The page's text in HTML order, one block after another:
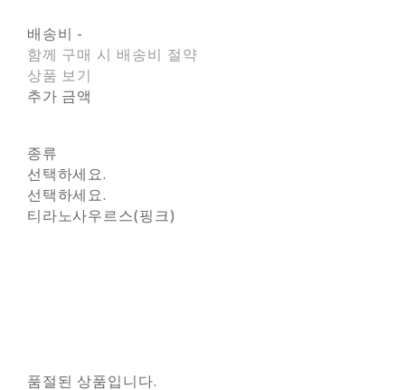
배송비 -
함께 구매 시 배송비 절약
상품 보기
추가 금액
종류
선택하세요.
선택하세요.
티라노사우르스(핑크)
품절된 상품입니다.